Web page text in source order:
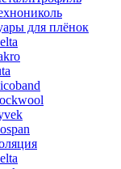
для плёнок